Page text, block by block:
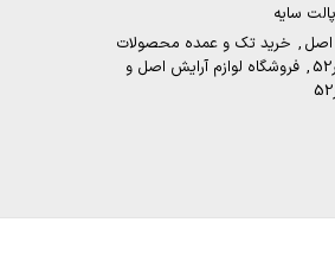
پالت سایه
اصل , خرید تک و عمده محصولات
, فروشگاه لوازم آرایش اصل و